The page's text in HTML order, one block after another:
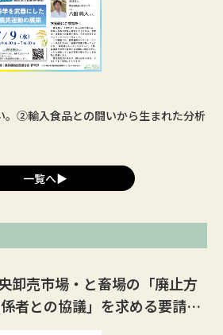
。②輸入食品との闘いから生まれた分析
一覧へ▶︎
卸売市場・と畜場の「廃止方
者との協議」を求める要請署